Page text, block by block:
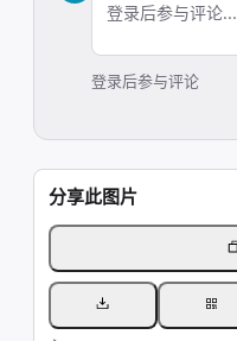
登录后参与评论...
登录后参与评论
分享此图片